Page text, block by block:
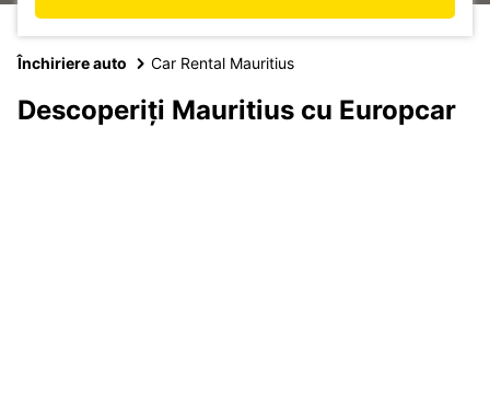
Închiriere auto Car Rental Mauritius
Descoperiți Mauritius cu Europcar